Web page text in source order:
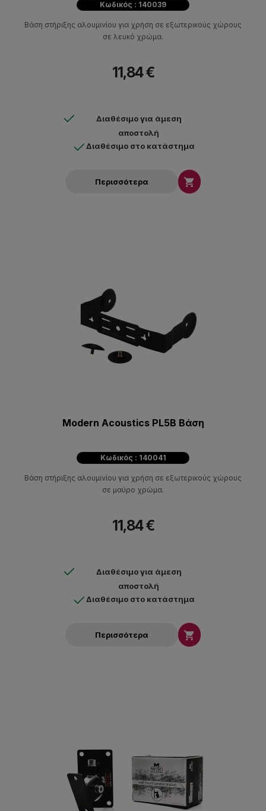
Κωδικός : 140039
Βάση στήριξης αλουμινίου για χρήση σε εξωτερικούς χώρους
σε λευκό χρώμα.
11,84 €
Διαθέσιμο για άμεση
αποστολή
Διαθέσιμο στο κατάστημα
Περισσότερα 
Modern Acoustics PL5B Bάση
Κωδικός : 140041
Βάση στήριξης αλουμινίου για χρήση σε εξωτερικούς χώρους
σε μαύρο χρώμα.
11,84 €
Διαθέσιμο για άμεση
αποστολή
Διαθέσιμο στο κατάστημα
Περισσότερα 